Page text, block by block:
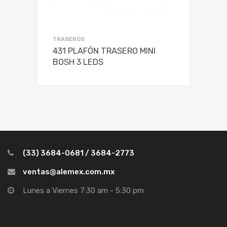
TRASEROS
431 PLAFÓN TRASERO MINI
BOSH 3 LEDS
(33) 3684-0681 / 3684-2773
ventas@alemex.com.mx
Lunes a Viernes 7:30 am - 5:30 pm